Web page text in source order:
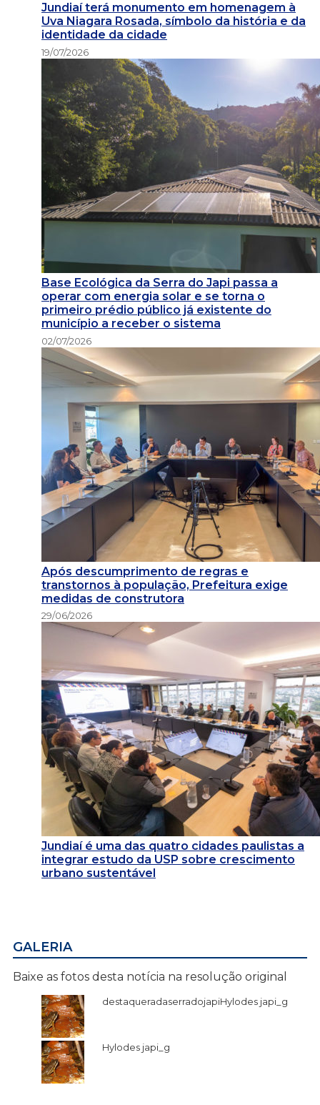
Jundiaí terá monumento em homenagem à
Uva Niagara Rosada, símbolo da história e da
identidade da cidade
19/07/2026
Base Ecológica da Serra do Japi passa a
operar com energia solar e se torna o
primeiro prédio público já existente do
município a receber o sistema
02/07/2026
Após descumprimento de regras e
transtornos à população, Prefeitura exige
medidas de construtora
29/06/2026
Jundiaí é uma das quatro cidades paulistas a
integrar estudo da USP sobre crescimento
urbano sustentável
GALERIA
Baixe as fotos desta notícia na resolução original
destaqueradaserradojapiHylodes japi_g
Hylodes japi_g